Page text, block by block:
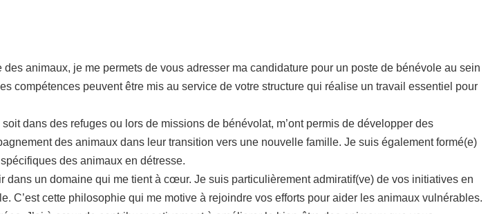
animaux, je me permets de vous adresser ma candidature pour un poste de bénévole au sein
compétences peuvent être mis au service de votre structure qui réalise un travail essentiel pour
dans des refuges ou lors de missions de bénévolat, m’ont permis de développer des
des animaux dans leur transition vers une nouvelle famille. Je suis également formé(e)
des animaux en détresse.
un domaine qui me tient à cœur. Je suis particulièrement admiratif(ve) de vos initiatives en
C’est cette philosophie qui me motive à rejoindre vos efforts pour aider les animaux vulnérables.